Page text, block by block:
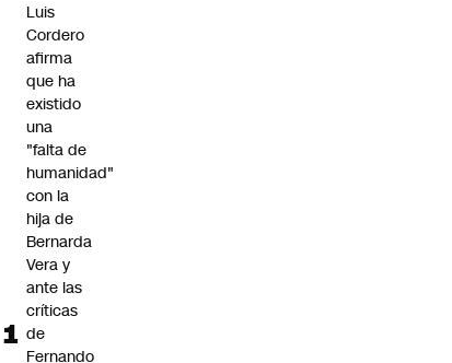
Luis
Cordero
afirma
que ha
existido
una
"falta de
humanidad"
con la
hija de
Bernarda
Vera y
ante las
críticas
de
Fernando